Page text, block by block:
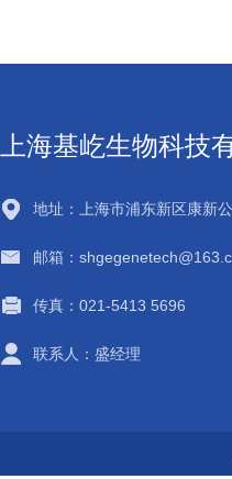
上海基屹生物科技
地址：上海市浦东新区康新
邮箱：
传真：021-5413 5696
联系人：盛经理